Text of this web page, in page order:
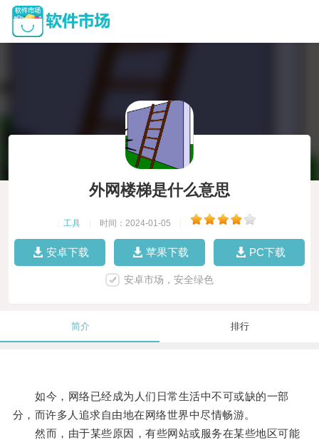
外网楼梯是什么意思
工具 时间：2024-01-05
安卓下载 苹果下载 PC下载
安卓市场，安全绿色
简介 排行
如今，网络已经成为人们日常生活中不可或缺的一部
分，而许多人追求自由地在网络世界中尽情畅游。
然而，由于某些原因，有些网站或服务在某些地区可能